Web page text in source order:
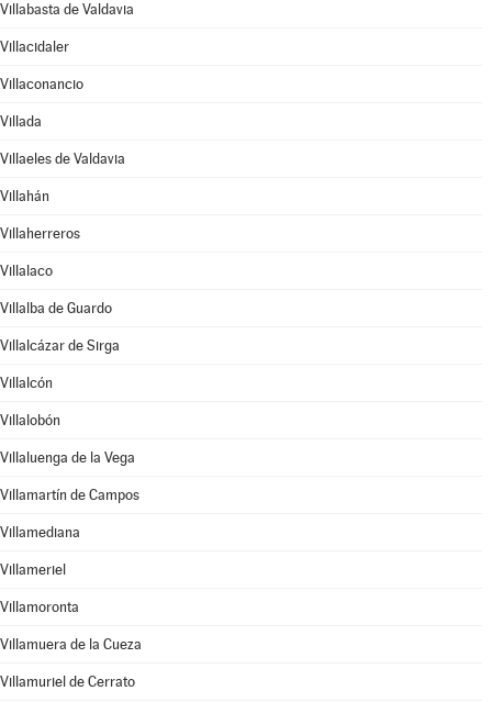
Villabasta de Valdavia
Villacidaler
Villaconancio
Villada
Villaeles de Valdavia
Villahán
Villaherreros
Villalaco
Villalba de Guardo
Villalcázar de Sirga
Villalcón
Villalobón
Villaluenga de la Vega
Villamartín de Campos
Villamediana
Villameriel
Villamoronta
Villamuera de la Cueza
Villamuriel de Cerrato